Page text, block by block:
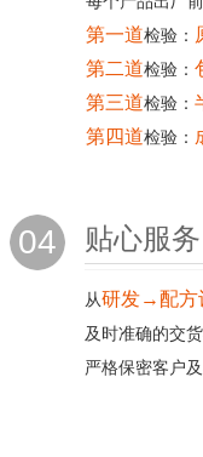
第一道检验：
第二道检验：
第三道检验：
第四道检验：
04 贴心服务
从研发→配方
及时准确的交货
严格保密客户